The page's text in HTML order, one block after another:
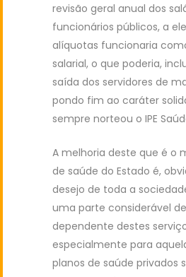
revisão geral anual dos
funcionários públicos, a
alíquotas funcionaria
salarial, o que poderia,
saída dos servidores de
pondo fim ao caráter
sempre norteou o IPE
A melhoria deste que é o
de saúde do Estado é,
desejo de toda a
uma parte considerável
dependente destes
especialmente para
planos de saúde privados